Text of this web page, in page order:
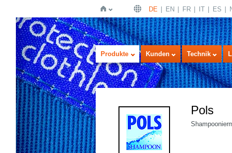
Startseite
DE EN FR IT ES
Produkte Kunden Technik
Pols